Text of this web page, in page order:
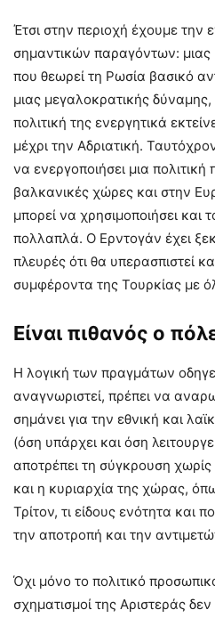
Έτσι στην περιοχή έχουμε την
σημαντικών παραγόντων:
που θεωρεί τη Ρωσία βασικό
μιας μεγαλοκρατικής
πολιτική της ενεργητικά
μέχρι την Αδριατική.
να ενεργοποιήσει μια
βαλκανικές χώρες και στην
μπορεί να χρησιμοποιήσει και
πολλαπλά. Ο Ερντογάν έχει
πλευρές ότι θα υπερασπιστεί
συμφέροντα της Τουρκίας με
Είναι πιθανός ο
Η λογική των πραγμάτων
αναγνωριστεί, πρέπει να
σημάνει για την εθνική και
(όση υπάρχει και όση
αποτρέπει τη σύγκρουση
και η κυριαρχία της χώρας,
Τρίτον, τι είδους ενότητα και
την αποτροπή και την
Όχι μόνο το πολιτικό
σχηματισμοί της Αριστεράς